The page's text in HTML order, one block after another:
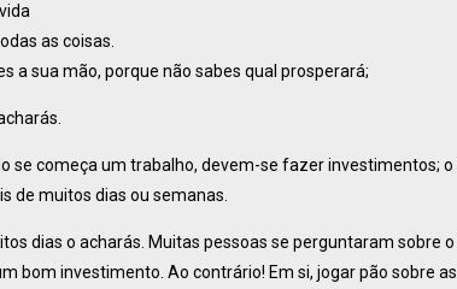
as coisas.
a sua mão, porque não sabes qual prosperará;
se começa um trabalho, devem-se fazer investimentos; o
de muitos dias ou semanas.
dias o acharás. Muitas pessoas se perguntaram sobre o
bom investimento. Ao contrário! Em si, jogar pão sobre as